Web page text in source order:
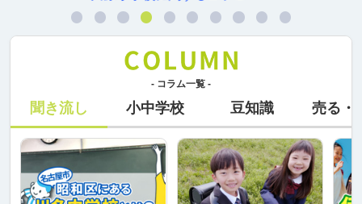
- コラム一覧 -
聞き流し 小中学校 豆知識 売る・